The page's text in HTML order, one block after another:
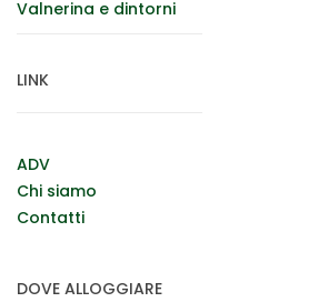
Valnerina e dintorni
LINK
ADV
Chi siamo
Contatti
DOVE ALLOGGIARE